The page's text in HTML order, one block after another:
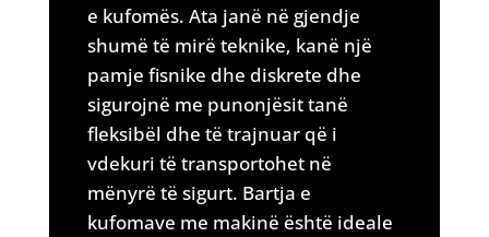
e kufomës. Ata janë në gjendje
shumë të mirë teknike, kanë një
pamje fisnike dhe diskrete dhe
sigurojnë me punonjësit tanë
fleksibël dhe të trajnuar që i
vdekuri të transportohet në
mënyrë të sigurt. Bartja e
kufomave me makinë është ideale